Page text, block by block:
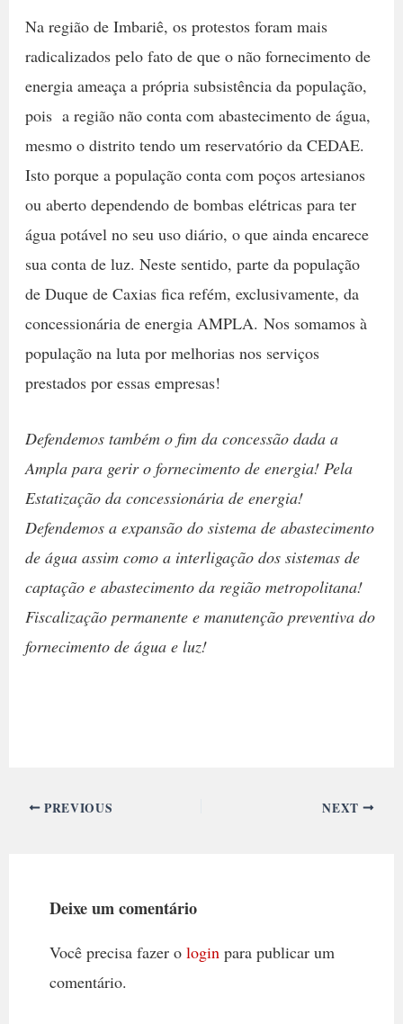
Na região de Imbariê, os protestos foram mais
radicalizados pelo fato de que o não fornecimento de
energia ameaça a própria subsistência da população,
pois a região não conta com abastecimento de água,
mesmo o distrito tendo um reservatório da CEDAE.
Isto porque a população conta com poços artesianos
ou aberto dependendo de bombas elétricas para ter
água potável no seu uso diário, o que ainda encarece
sua conta de luz. Neste sentido, parte da população
de Duque de Caxias fica refém, exclusivamente, da
concessionária de energia AMPLA. Nos somamos à
população na luta por melhorias nos serviços
prestados por essas empresas!
Defendemos também o fim da concessão dada a
Ampla para gerir o fornecimento de energia! Pela
Estatização da concessionária de energia!
Defendemos a expansão do sistema de abastecimento
de água assim como a interligação dos sistemas de
captação e abastecimento da região metropolitana!
Fiscalização permanente e manutenção preventiva do
fornecimento de água e luz!
PREVIOUS NEXT
Deixe um comentário
Você precisa fazer o loginpara publicar um
comentário.